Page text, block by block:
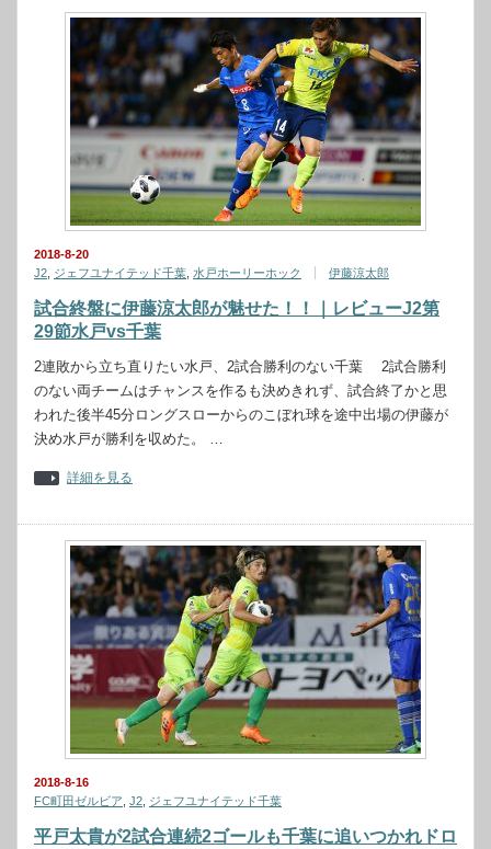
2018-8-20
J2 ジェフユナイテッド千葉 水戸ホーリーホック 伊藤涼太郎
試合終盤に伊藤涼太郎が魅せた！！｜レビューJ2第
29節水戸vs千葉
2連敗から立ち直りたい水戸、2試合勝利のない千葉 2試合勝利
のない両チームはチャンスを作るも決めきれず、試合終了かと思
われた後半45分ロングスローからのこぼれ球を途中出場の伊藤が
決め水戸が勝利を収めた。 …
詳細を見る
2018-8-16
FC町田ゼルビア J2 ジェフユナイテッド千葉
平戸太貴が2試合連続2ゴールも千葉に追いつかれドロ